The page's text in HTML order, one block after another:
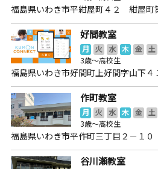
福島県いわき市平紺屋町４２ 紺屋町
好間教室
月 火 水 木 金 土
3歳～高校生
福島県いわき市好間町上好間字山下４
作町教室
月 火 水 木 金 土
3歳～高校生
福島県いわき市平作町三丁目２－１
谷川瀬教室